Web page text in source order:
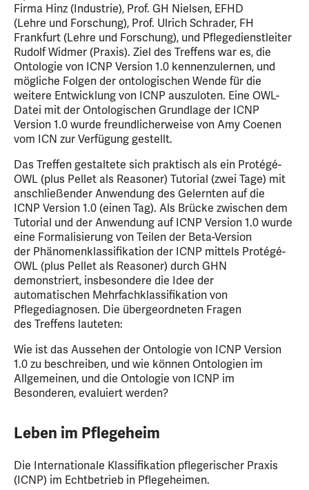
Firma Hinz (Industrie), Prof. GH Nielsen, EFHD
(Lehre und Forschung), Prof. Ulrich Schrader, FH
Frankfurt (Lehre und Forschung), und Pflegedienstleiter
Rudolf Widmer (Praxis). Ziel des Treffens war es, die
Ontologie von ICNP Version 1.0 kennenzulernen, und
mögliche Folgen der ontologischen Wende für die
weitere Entwicklung von ICNP auszuloten. Eine OWL-
Datei mit der Ontologischen Grundlage der ICNP
Version 1.0 wurde freundlicherweise von Amy Coenen
vom ICN zur Verfügung gestellt.
Das Treffen gestaltete sich praktisch als ein Protégé-
OWL (plus Pellet als Reasoner) Tutorial (zwei Tage) mit
anschließender Anwendung des Gelernten auf die
ICNP Version 1.0 (einen Tag). Als Brücke zwischen dem
Tutorial und der Anwendung auf ICNP Version 1.0 wurde
eine Formalisierung von Teilen der Beta-Version
der Phänomenklassifikation der ICNP mittels Protégé-
OWL (plus Pellet als Reasoner) durch GHN
demonstriert, insbesondere die Idee der
automatischen Mehrfachklassifikation von
Pflegediagnosen. Die übergeordneten Fragen
des Treffens lauteten:
Wie ist das Aussehen der Ontologie von ICNP Version
1.0 zu beschreiben, und wie können Ontologien im
Allgemeinen, und die Ontologie von ICNP im
Besonderen, evaluiert werden?
Leben im Pflegeheim
Die Internationale Klassifikation pflegerischer Praxis
(ICNP) im Echtbetrieb in Pflegeheimen.